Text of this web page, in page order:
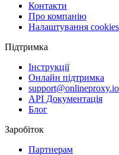
Контакти
Про компанію
Налаштування cookies
Підтримка
Інструкції
Онлайн підтримка
support@onlineproxy.io
API Документація
Блог
Заробіток
Партнерам